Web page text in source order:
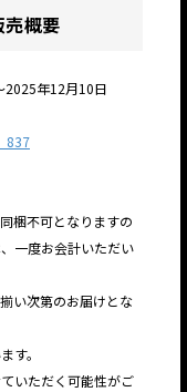
売概要
2025年12月10日
梱不可となりますの
一度お会計いただい
い次第のお届けとな
す。
いただく可能性がご